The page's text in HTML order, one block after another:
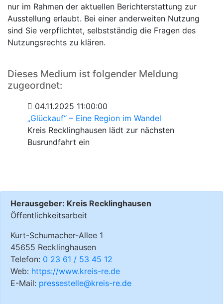
nur im Rahmen der aktuellen Berichterstattung zur
Ausstellung erlaubt. Bei einer anderweiten Nutzung
sind Sie verpflichtet, selbstständig die Fragen des
Nutzungsrechts zu klären.
Dieses Medium ist folgender Meldung
zugeordnet:
04.11.2025 11:00:00
„Glückauf“ – Eine Region im Wandel
Kreis Recklinghausen lädt zur nächsten
Busrundfahrt ein
Herausgeber: Kreis Recklinghausen
Öffentlichkeitsarbeit
Kurt-Schumacher-Allee 1
45655 Recklinghausen
Telefon: 0 23 61 / 53 45 12
Web: https://www.kreis-re.de
E-Mail: pressestelle@kreis-re.de